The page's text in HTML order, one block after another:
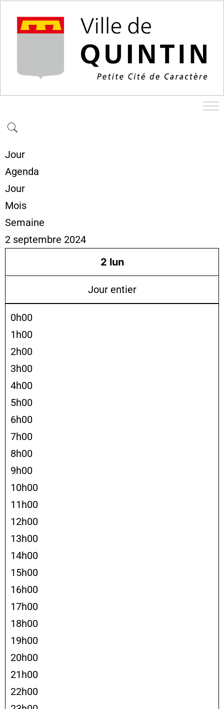
Jour
Agenda
Jour
Mois
Semaine
2 septembre 2024
2 lun
Jour entier
0h00
1h00
2h00
3h00
4h00
5h00
6h00
7h00
8h00
9h00
10h00
11h00
12h00
13h00
14h00
15h00
16h00
17h00
18h00
19h00
20h00
21h00
22h00